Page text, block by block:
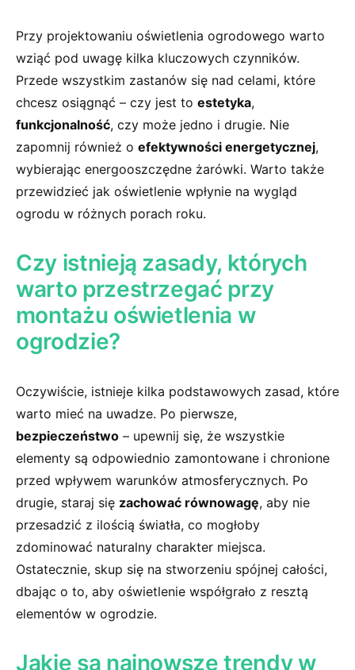
Przy projektowaniu oświetlenia ogrodowego‌ warto
wziąć pod uwagę kilka kluczowych czynników.
Przede ⁤wszystkim zastanów się nad celami, ‌które
chcesz ⁤osiągnąć ‍– ⁤czy jest ⁣to estetyka,
funkcjonalność, czy ‍może jedno ​i drugie. Nie
⁣zapomnij⁤ również o efektywności energetycznej,
⁢wybierając energooszczędne żarówki. Warto także
przewidzieć jak oświetlenie wpłynie na ‌wygląd
⁤ogrodu‍ w różnych porach roku.
Czy istnieją zasady,‍ których
warto przestrzegać przy
⁣montażu oświetlenia w
‍ogrodzie?
Oczywiście, istnieje ‌kilka podstawowych zasad,⁣ które
​warto mieć na uwadze. Po pierwsze,
bezpieczeństwo – upewnij‍ się, że wszystkie
⁤elementy są odpowiednio zamontowane ‍i chronione
przed wpływem warunków atmosferycznych. ‌Po
drugie, staraj się zachować równowagę, aby nie‌
przesadzić z ‍ilością światła, co mogłoby
‌zdominować naturalny charakter ⁣miejsca.
Ostatecznie, skup się na stworzeniu spójnej całości,
dbając⁢ o to,‍ aby⁣ oświetlenie współgrało‌ z resztą
elementów w ogrodzie.
Jakie​ są najnowsze trendy w ​